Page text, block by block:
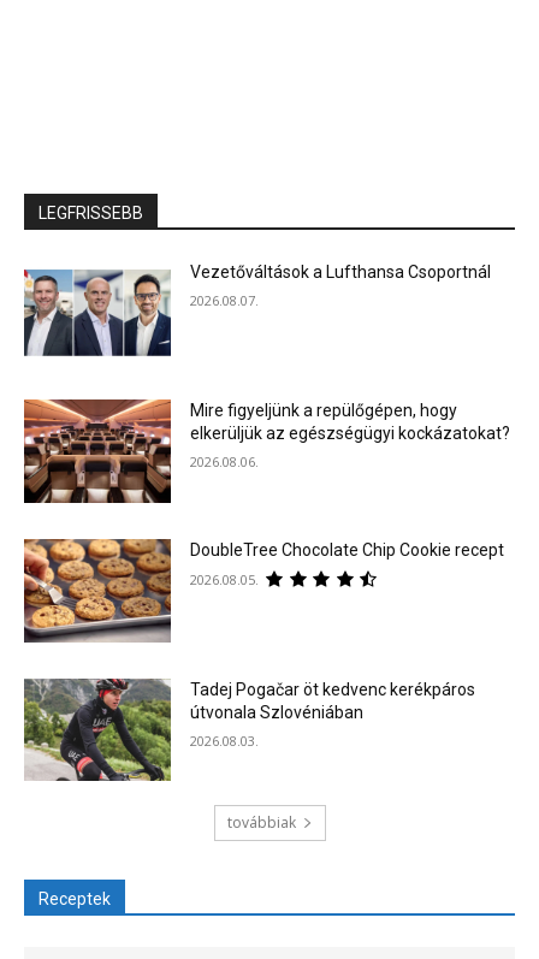
LEGFRISSEBB
Vezetőváltások a Lufthansa Csoportnál
2026.08.07.
Mire figyeljünk a repülőgépen, hogy
elkerüljük az egészségügyi kockázatokat?
2026.08.06.
DoubleTree Chocolate Chip Cookie recept
2026.08.05.
Tadej Pogačar öt kedvenc kerékpáros
útvonala Szlovéniában
2026.08.03.
továbbiak
Receptek